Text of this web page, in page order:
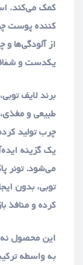
کمک می‌کند.
کننده پوست
از آلودگی‌ها
یکدست و
برند لایف
طبیعی و
یک گزینه
می‌شود. تونر
توبی، بدون
کرده و منافذ
این محصول نه
به واسطه